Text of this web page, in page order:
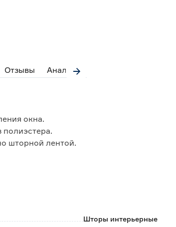
Отзывы Аналоги
окна.
полиэстера.
шторной лентой.
Шторы интерьерные